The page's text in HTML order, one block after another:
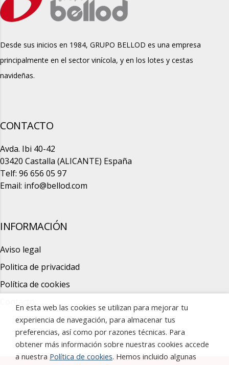
Desde sus inicios en 1984, GRUPO BELLOD es una empresa
principalmente en el sector vinícola, y en los lotes y cestas
navideñas.
CONTACTO
Avda. Ibi 40-42
03420 Castalla (ALICANTE) España
Telf: 96 656 05 97
Email: info@bellod.com
INFORMACIÓN
Aviso legal
Politica de privacidad
Política de cookies
En esta web las cookies se utilizan para mejorar tu
experiencia de navegación, para almacenar tus
preferencias, así como por razones técnicas. Para
obtener más información sobre nuestras cookies accede
a nuestra Política de cookies. Hemos incluido algunas